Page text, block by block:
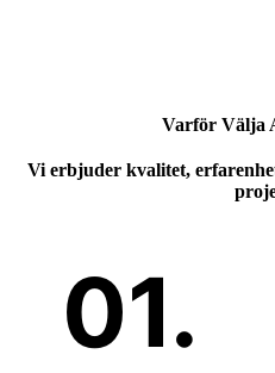
Varför Välja
Vi erbjuder kvalitet,